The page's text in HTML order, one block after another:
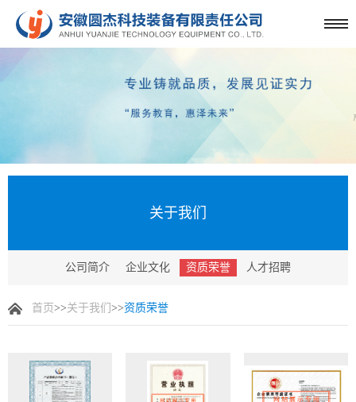
关于我们
公司简介 企业文化 资质荣誉 人才招聘
首页>>关于我们 >>资质荣誉